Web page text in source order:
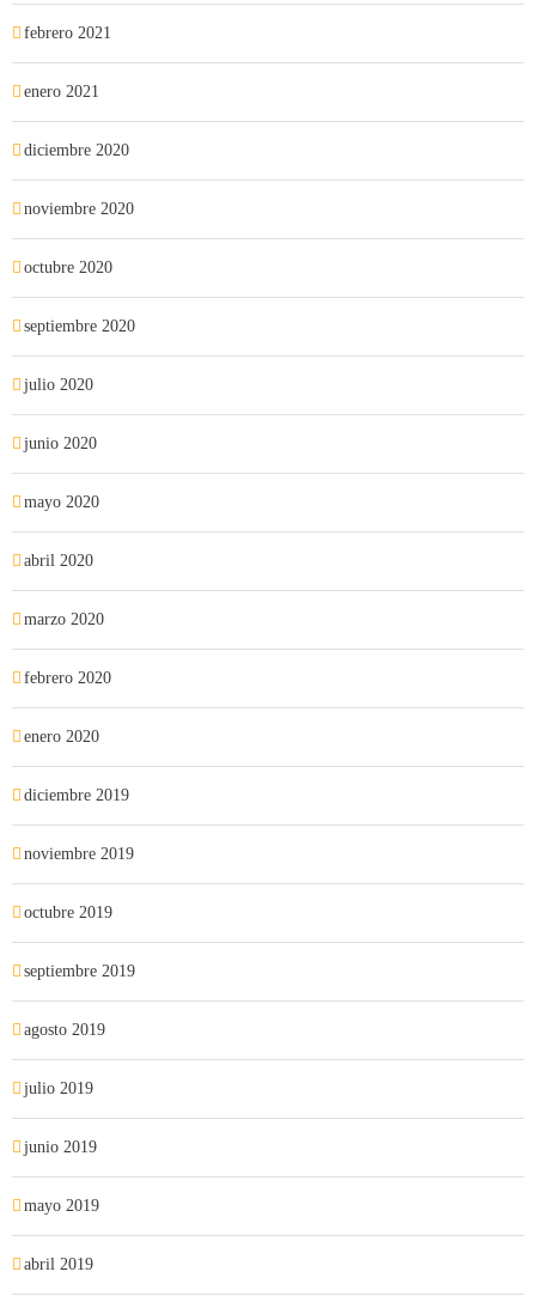
febrero 2021
enero 2021
diciembre 2020
noviembre 2020
octubre 2020
septiembre 2020
julio 2020
junio 2020
mayo 2020
abril 2020
marzo 2020
febrero 2020
enero 2020
diciembre 2019
noviembre 2019
octubre 2019
septiembre 2019
agosto 2019
julio 2019
junio 2019
mayo 2019
abril 2019